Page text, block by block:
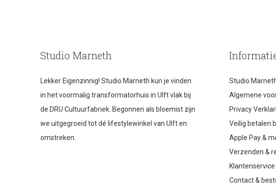
Studio Marneth
Lekker Eigenzinnig! Studio Marneth kun je vinden
in het voormalig transformatorhuis in Ulft vlak bij
de DRU Cultuurfabriek. Begonnen als bloemist zijn
we uitgegroeid tot dé lifestylewinkel van Ulft en
omstreken.
Studio
Algemene
Privacy
Veilig betalen
Apple Pay &
Verzenden &
Contact &